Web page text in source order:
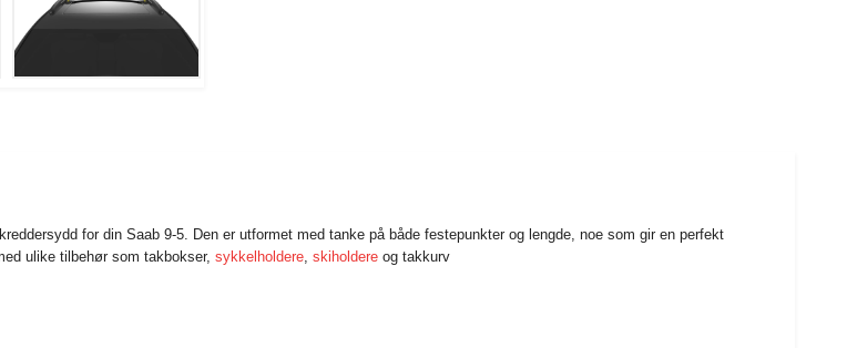
for din Saab 9-5. Den er utformet med tanke på både festepunkter og lengde, noe som gir en perfekt
ulike tilbehør som takbokser, sykkelholdere skiholdere og takkurv